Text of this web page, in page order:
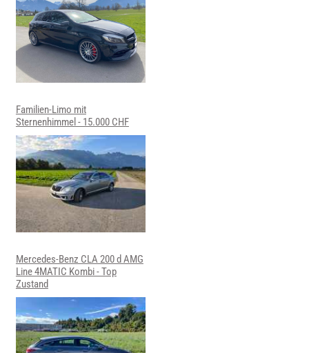
Familien-Limo mit
Sternenhimmel - 15.000 CHF
Mercedes-Benz CLA 200 d AMG
Line 4MATIC Kombi - Top
Zustand